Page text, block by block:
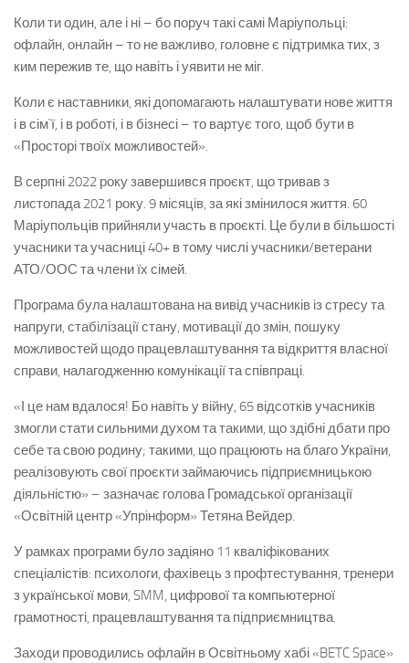
Коли ти один, але і ні – бо поруч такі самі Маріупольці:
офлайн, онлайн – то не важливо, головне є підтримка тих, з
ким пережив те, що навіть і уявити не міг.
Коли є наставники, які допомагають налаштувати нове життя
і в сім`ї, і в роботі, і в бізнесі – то вартує того, щоб бути в
«Просторі твоїх можливостей».
В серпні 2022 року завершився проєкт, що тривав з
листопада 2021 року. 9 місяців, за які змінилося життя. 60
Маріупольців прийняли участь в проєкті. Це були в більшості
учасники та учасниці 40+ в тому числі учасники/ветерани
АТО/ООС та члени їх сімей.
Програма була налаштована на вивід учасників із стресу та
напруги, стабілізації стану, мотивації до змін, пошуку
можливостей щодо працевлаштування та відкриття власної
справи, налагодженню комунікації та співпраці.
«І це нам вдалося! Бо навіть у війну, 65 відсотків учасників
змогли стати сильними духом та такими, що здібні дбати про
себе та свою родину; такими, що працюють на благо України,
реалізовують свої проєкти займаючись підприємницькою
діяльністю» – зазначає голова Громадської організації
«Освітній центр «Упрінформ» Тетяна Вейдер.
У рамках програми було задіяно 11 кваліфікованих
спеціалістів: психологи, фахівець з профтестування, тренери
з української мови, SMM, цифрової та компьютерної
грамотності, працевлаштування та підприємництва.
Заходи проводились офлайн в Освітньому хабі «BETC Space»